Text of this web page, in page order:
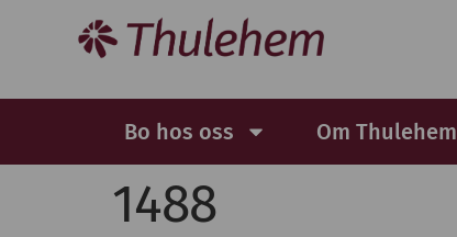
Bo hos oss Om Thulehem
1488